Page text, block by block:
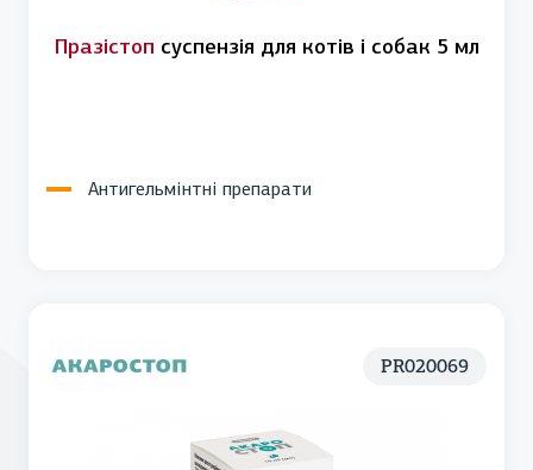
Празістоп суспензія для котів і собак 5 мл
Антигельмінтні препарати
PR020069